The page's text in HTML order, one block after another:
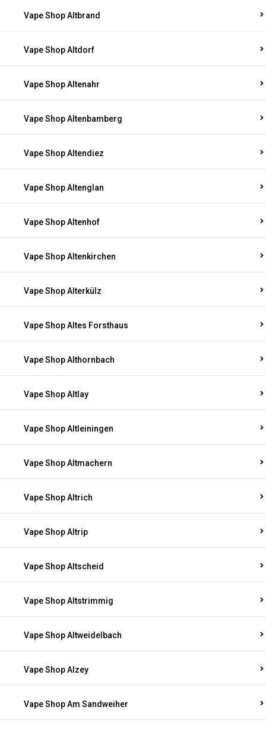
Vape Shop Altbrand
Vape Shop Altdorf
Vape Shop Altenahr
Vape Shop Altenbamberg
Vape Shop Altendiez
Vape Shop Altenglan
Vape Shop Altenhof
Vape Shop Altenkirchen
Vape Shop Alterkülz
Vape Shop Altes Forsthaus
Vape Shop Althornbach
Vape Shop Altlay
Vape Shop Altleiningen
Vape Shop Altmachern
Vape Shop Altrich
Vape Shop Altrip
Vape Shop Altscheid
Vape Shop Altstrimmig
Vape Shop Altweidelbach
Vape Shop Alzey
Vape Shop Am Sandweiher